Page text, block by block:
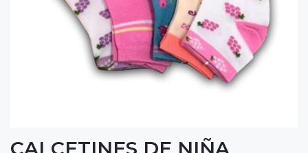
CALCETINES DE NIÑA